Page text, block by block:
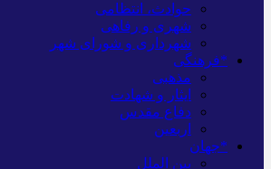
حوادث، انتظامی
شهری و رفاهی
شهرداری و شورای شهر
*فرهنگی
مذهبی
ایثار و شهادت
دفاع مقدس
اربعین
*جهان
بین الملل